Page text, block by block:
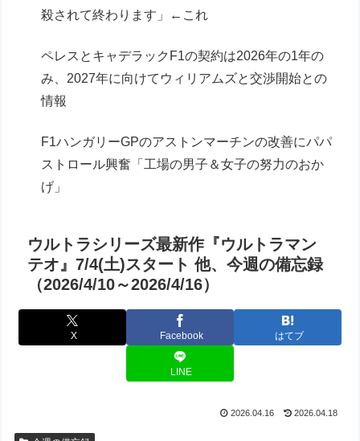
殺されて終わります」←これ
ペレスとキャデラックF1の契約は2026年の1年の
み、2027年に向けてウィリアムズと交渉開始との
情報
F1ハンガリーGPのアストンマーチンの改善にパパ
ストロール興奮「工場の男子＆女子の努力のおか
げ」
ウルトラシリーズ最新作『ウルトラマン
テオ』7/4(土)スタート 他、今週の備忘録
（2026/4/10～2026/4/16）
X Facebook はてブ
LINE
2026.04.16 2026.04.18